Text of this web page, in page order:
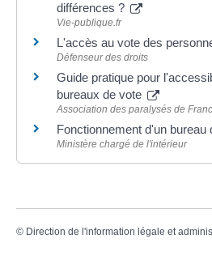
différences ?
Vie-publique.fr
L'accès au vote des
Défenseur des droits
Guide pratique pour
bureaux de vote
Association des paralysés de
Fonctionnement d'un bureau
Ministère chargé de l'intérieur
© Direction de l'information légale et